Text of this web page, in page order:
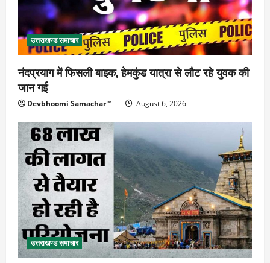
उत्तराखण्ड समाचार
नंदप्रयाग में फिसली बाइक, हेमकुंड यात्रा से लौट रहे युवक की
जान गई
Devbhoomi Samachar™ August 6, 2026
उत्तराखण्ड समाचार